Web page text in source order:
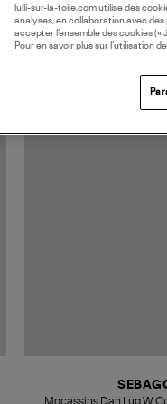
Mocassins Dan Lug W
lulli-sur-la-toile.com utilise des
analyses, en collaboration avec des
accepter l’ensemble des cookies
Pour en savoir plus sur l’utilisation